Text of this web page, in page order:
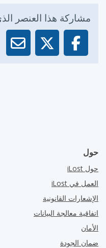
مشاركة هذا العنصر
حول
حول iLost
العمل في iLost
الإشعارات القانونية
اتفاقية معالجة البيانات
الأمان
ضمان الجودة